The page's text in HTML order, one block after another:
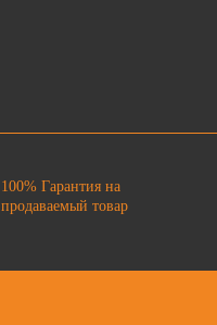
100% Гарантия на
продаваемый товар